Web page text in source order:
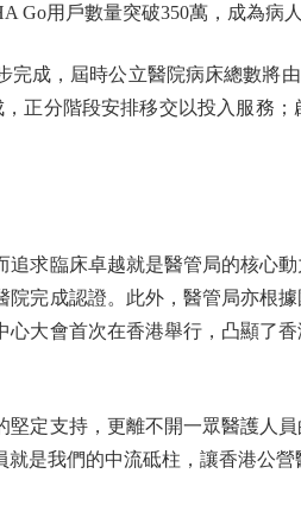
Go用戶數量突破350萬，成為病
，屆時公立醫院病床總數將由
正分階段安排移交以投入服務
臨床卓越就是醫管局的核心動
院完成認證。此外，醫管局亦根
大會首次在香港舉行，凸顯了
支持，更離不開一眾醫護人
是我們的中流砥柱，讓香港公營